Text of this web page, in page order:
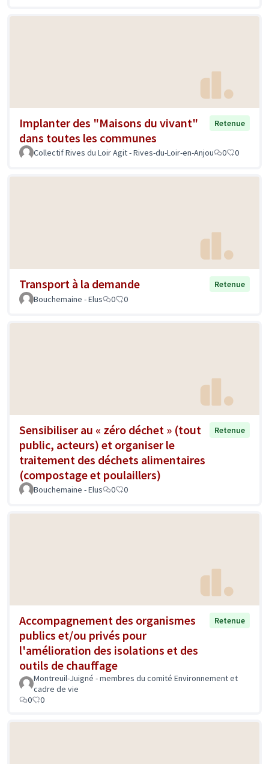
Implanter des "Maisons du vivant"
dans toutes les communes
Retenue
Collectif Rives du Loir Agit - Rives-du-Loir-en-Anjou 0 0
Transport à la demande
Retenue
Bouchemaine - Elus
0 0
Sensibiliser au « zéro déchet » (tout
public, acteurs) et organiser le
traitement des déchets alimentaires
(compostage et poulaillers)
Retenue
Bouchemaine - Elus 0 0
Accompagnement des organismes
publics et/ou privés pour
l'amélioration des isolations et des
outils de chauffage
Retenue
Montreuil-Juigné - membres du comité Environnement et
cadre de vie
0
0